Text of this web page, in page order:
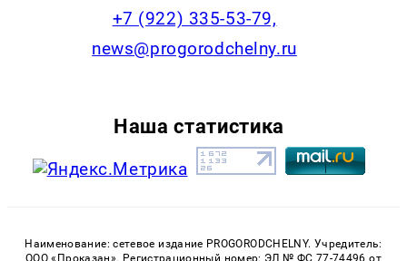
+7 (922) 335-53-79,
news@progorodchelny.ru
Наша статистика
Наименование: сетевое издание PROGORODCHELNY. Учредитель:
ООО «Проказан». Регистрационный номер: ЭЛ № ФС 77-74496 от